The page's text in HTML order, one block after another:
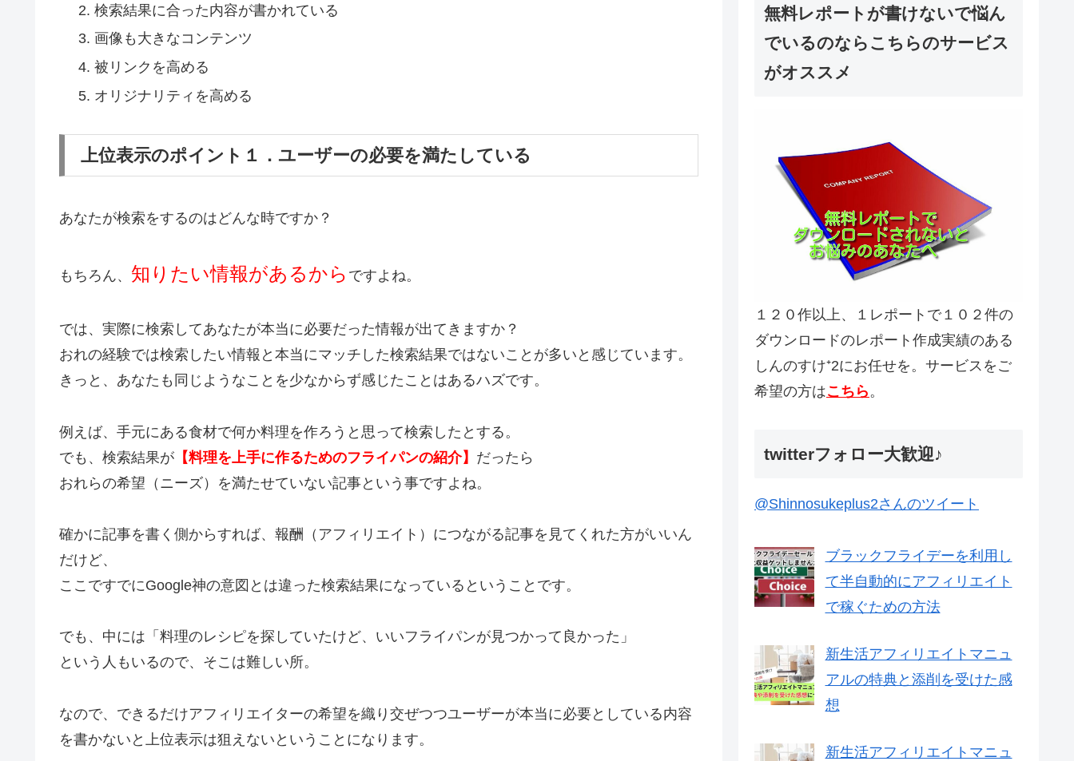
検索結果に合った内容が書かれている
画像も大きなコンテンツ
被リンクを高める
オリジナリティを高める
上位表示のポイント１．ユーザーの必要を満たしている
あなたが検索をするのはどんな時ですか？
もちろん、 知りたい情報があるから ですよね。
では、実際に検索してあなたが本当に必要だった情報が出てきますか？
おれの経験では検索したい情報と本当にマッチした検索結果ではないことが多いと感じています。
きっと、あなたも同じようなことを少なからず感じたことはあるハズです。
例えば、手元にある食材で何か料理を作ろうと思って検索したとする。
でも、検索結果が 【料理を上手に作るためのフライパンの紹介】 だったら
おれらの希望（ニーズ）を満たせていない記事という事ですよね。
確かに記事を書く側からすれば、報酬（アフィリエイト）につながる記事を見てくれた方がいいん
だけど、
ここですでにGoogle神の意図とは違った検索結果になっているということです。
でも、中には「料理のレシピを探していたけど、いいフライパンが見つかって良かった」
という人もいるので、そこは難しい所。
なので、できるだけアフィリエイターの希望を織り交ぜつつユーザーが本当に必要としている内容
を書かないと上位表示は狙えないということになります。
無料レポートが書けないで悩ん
でいるのならこちらのサービス
がオススメ
１２０作以上、１レポートで１０２件の
ダウンロードのレポート作成実績のある
しんのすけ⁺2にお任せを。サービスをご
希望の方はこちら 。
twitterフォロー大歓迎♪
@Shinnosukeplus2さんのツイート
ブラックフライデーを利用し
て半自動的にアフィリエイト
で稼ぐための方法
新生活アフィリエイトマニュ
アルの特典と添削を受けた感
想
新生活アフィリエイトマニュ